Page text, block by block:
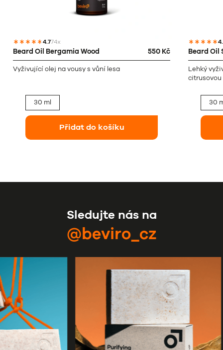
4.774x
Beard Oil Bergamia Wood 550 Kč
Vyživující olej na vousy s vůní lesa
30 ml
Přidat do košíku
Beard Oil
Lehký
citrusovou
30
Sledujte nás na
@beviro_cz